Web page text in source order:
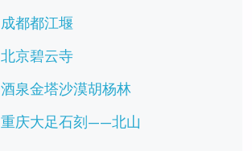
成都都江堰
北京碧云寺
酒泉金塔沙漠胡杨林
重庆大足石刻——北山